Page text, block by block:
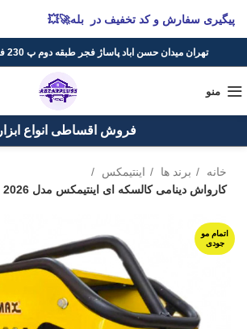
تهران میدان حسن اباد پاساژ فجر طبقه دوم پ 230 فروشگاه ابزار پلاس
منو
فروش اقساطی انواع ابزار
خانه برند ها
اینتیمکس
کارواش دینامی کالسکه ای اینتیمکس مدل 2026
اتمام مو
جودی
پیگیری سفارش و کد تخفیف در بله🚀💥